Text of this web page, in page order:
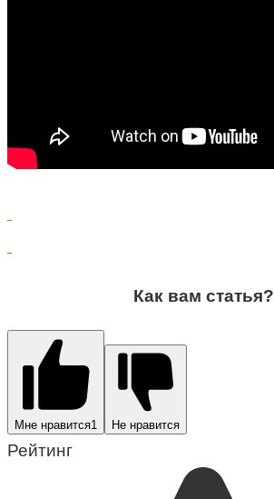
Как вам статья?
Мне нравится1 Не нравится
Рейтинг